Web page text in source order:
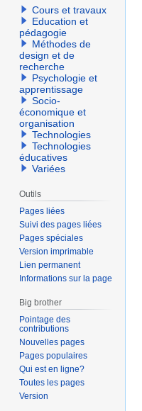
Cours et travaux
Education et
pédagogie
Méthodes de
design et de
recherche
Psychologie et
apprentissage
Socio-
économique et
organisation
Technologies
Technologies
éducatives
Variées
Outils
Pages liées
Suivi des pages liées
Pages spéciales
Version imprimable
Lien permanent
Informations sur la page
Big brother
Pointage des
contributions
Nouvelles pages
Pages populaires
Qui est en ligne?
Toutes les pages
Version